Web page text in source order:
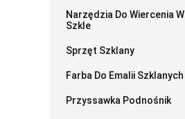
Narzędzia Do Wiercenia W
Szkle
Sprzęt Szklany
Farba Do Emalii Szklanych
Przyssawka Podnośnik